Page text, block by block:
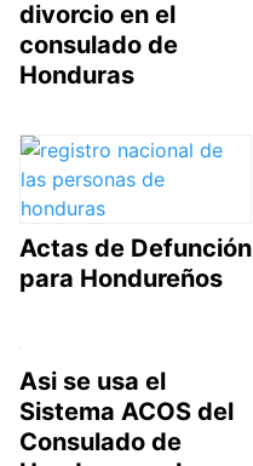
divorcio en el
consulado de
Honduras
Actas de Defunción
para Hondureños
Asi se usa el
Sistema ACOS del
Consulado de